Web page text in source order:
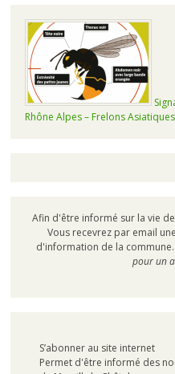
Rhône Alpes – Frelons Asiatiques
Afin d'être informé sur la vie
Vous recevrez par email
d'information de la
pour un
S’abonner au site internet
Permet d'être informé des